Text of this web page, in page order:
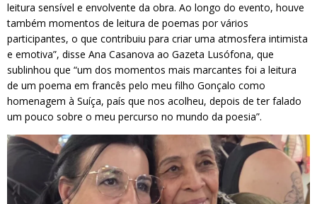
leitura sensível e envolvente da obra. Ao longo do evento, houve
também momentos de leitura de poemas por vários
participantes, o que contribuiu para criar uma atmosfera intimista
e emotiva”, disse Ana Casanova ao Gazeta Lusófona, que
sublinhou que “um dos momentos mais marcantes foi a leitura
de um poema em francês pelo meu filho Gonçalo como
homenagem à Suíça, país que nos acolheu, depois de ter falado
um pouco sobre o meu percurso no mundo da poesia”.